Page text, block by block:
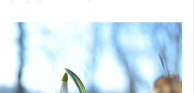
biotske raznovrstnosti z odgovornim